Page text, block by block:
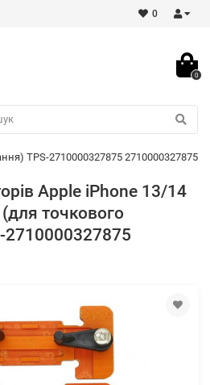
0
0
TPS-2710000327875 2710000327875
Apple iPhone 13/14
(для точкового
2710000327875